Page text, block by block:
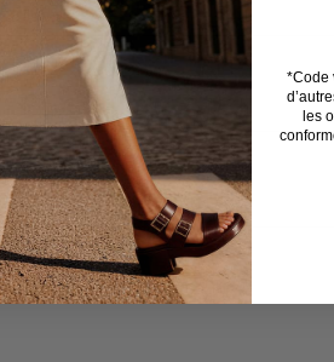
?
ILS AUX PEAUX
*Code
les